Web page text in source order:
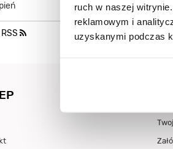
ruch w naszej
reklamowym i
uzyskanymi podczas
RSS